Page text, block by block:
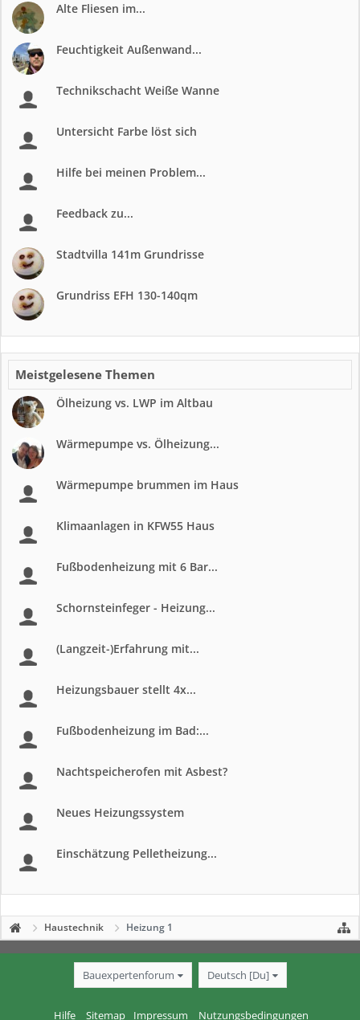
Alte Fliesen im...
Feuchtigkeit Außenwand...
Technikschacht Weiße Wanne
Untersicht Farbe löst sich
Hilfe bei meinen Problem...
Feedback zu...
Stadtvilla 141m Grundrisse
Grundriss EFH 130-140qm
Meistgelesene Themen
Ölheizung vs. LWP im Altbau
Wärmepumpe vs. Ölheizung...
Wärmepumpe brummen im Haus
Klimaanlagen in KFW55 Haus
Fußbodenheizung mit 6 Bar...
Schornsteinfeger - Heizung...
(Langzeit-)Erfahrung mit...
Heizungsbauer stellt 4x...
Fußbodenheizung im Bad:...
Nachtspeicherofen mit Asbest?
Neues Heizungssystem
Einschätzung Pelletheizung...
Haustechnik Heizung 1
Bauexpertenforum Deutsch [Du]
Hilfe Sitemap Impressum Nutzungsbedingungen